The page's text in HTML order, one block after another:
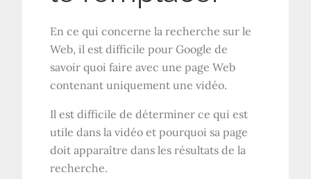
En ce qui concerne la recherche sur le
Web, il est difficile pour Google de
savoir quoi faire avec une page Web
contenant uniquement une vidéo.
Il est difficile de déterminer ce qui est
utile dans la vidéo et pourquoi sa page
doit apparaître dans les résultats de la
recherche.